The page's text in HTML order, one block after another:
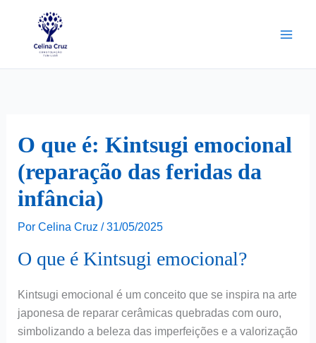
O que é: Kintsugi emocional
(reparação das feridas da
infância)
Por Celina Cruz / 31/05/2025
O que é Kintsugi emocional?
Kintsugi emocional é um conceito que se inspira na arte
japonesa de reparar cerâmicas quebradas com ouro,
simbolizando a beleza das imperfeições e a valorização